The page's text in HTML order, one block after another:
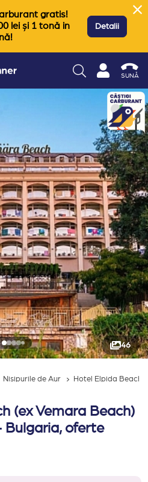
gratis!
lei și 1 tonă in
Detalii
SUNĂ
46
Nisipurile de Aur Hotel Elpida Beach
(ex Vemara Beach)
Bulgaria, oferte